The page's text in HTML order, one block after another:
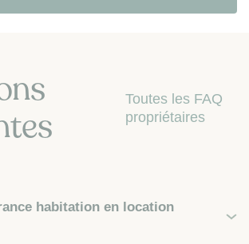
Toutes les FAQ
propriétaires
habitation en location